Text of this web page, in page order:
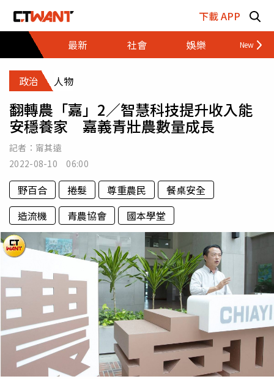
下載 APP
最新
社會 娛樂 財經
政治 人物
翻轉農「嘉」2／智慧科技提升收入能
安穩養家 嘉義青壯農數量成長
記者： 甯其遠
2022-08-10 06:00
野百合 捲髮 尊重農民
餐桌安全
造流機
青農協會 國本學堂